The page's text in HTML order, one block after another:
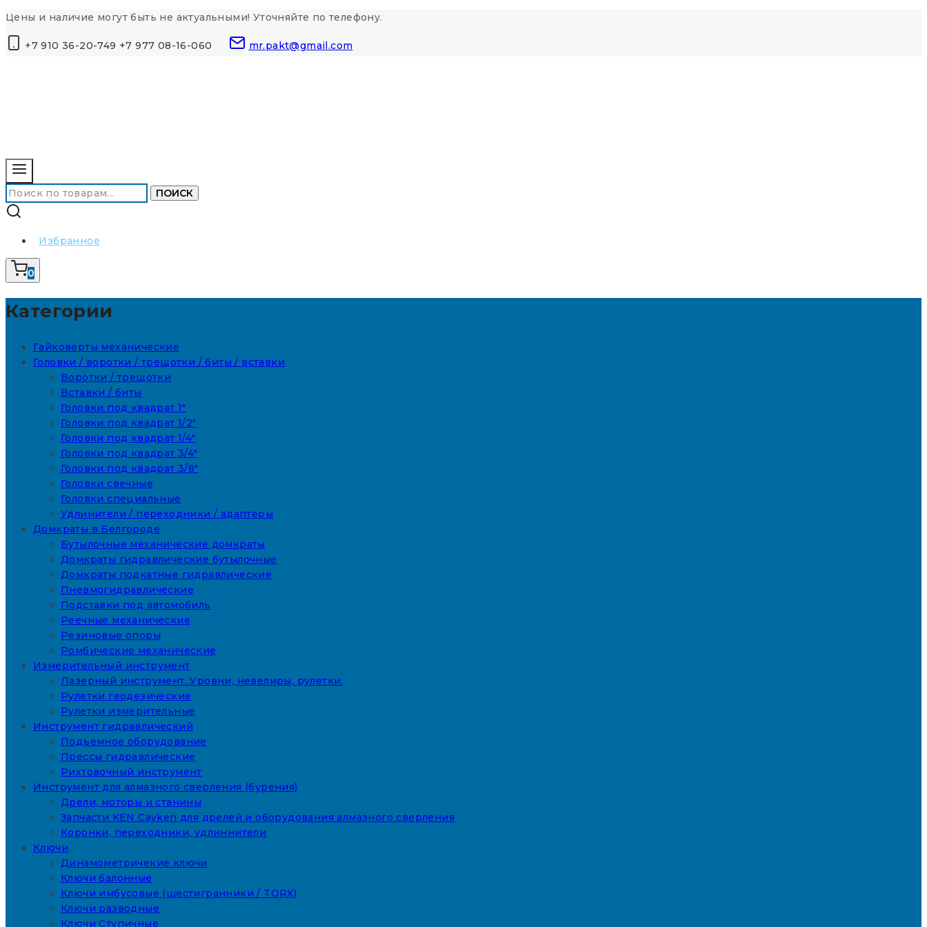
Перейти
контенту
Цены и наличие могут быть не актуальными! Уточняйте по телефону.
+7 910 36-20-749 +7 977 08-16-060 mr.pakt@gmail.com
Искать: ПОИСК
Избранное
0
Категории
Гайковерты механические
Головки / воротки / трещотки / биты / вставки
Воротки / трещотки
Вставки / биты
Головки под квадрат 1"
Головки под квадрат 1/2"
Головки под квадрат 1/4"
Головки под квадрат 3/4"
Головки под квадрат 3/8"
Головки свечные
Головки специальные
Удлинители / переходники / адаптеры
Домкраты в Белгороде
Бутылочные механические домкраты
Домкраты гидравлические бутылочные
Домкраты подкатные гидравлические
Пневмогидравлические
Подставки под автомобиль
Реечные механические
Резиновые опоры
Ромбические механические
Измерительный инструмент
Лазерный инструмент. Уровни, невелиры, рулетки.
Рулетки геодезические
Рулетки измерительные
Инструмент гидравлический
Подъемное оборудование
Прессы гидравлические
Рихтовочный инструмент
Инструмент для алмазного сверления (бурения)
Дрели, моторы и станины
Запчасти KEN Cayken для дрелей и оборудования алмазного сверления
Коронки, переходники, удлиннители
Ключи
Динамометричекие ключи
Ключи балонные
Ключи имбусовые (шестигранники / TORX)
Ключи разводные
Ключи Ступичные